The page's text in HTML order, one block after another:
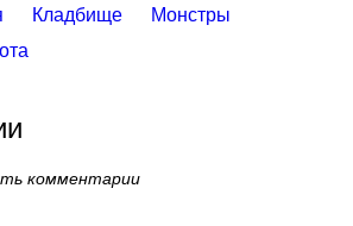
Кладбище
Монстры
комментарии